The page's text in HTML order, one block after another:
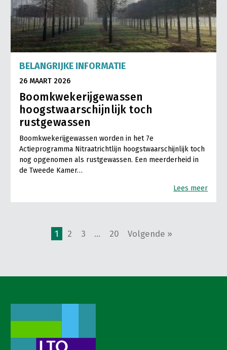
BELANGRIJKE INFORMATIE
26 MAART 2026
Boomkwekerijgewassen
hoogstwaarschijnlijk toch
rustgewassen
Boomkwekerijgewassen worden in het 7e
Actieprogramma Nitraatrichtlijn hoogstwaarschijnlijk toch
nog opgenomen als rustgewassen. Een meerderheid in
de Tweede Kamer…
Lees meer
1 2 3 … 20 Volgende »